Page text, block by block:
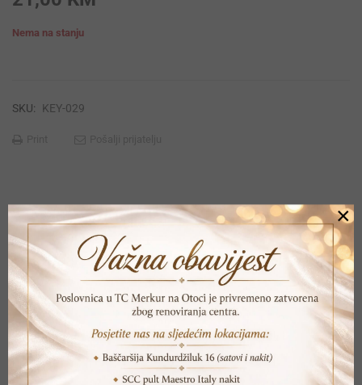
Nema na stanju
SKU: KEY-029
POVEZANI PROIZVODI
×